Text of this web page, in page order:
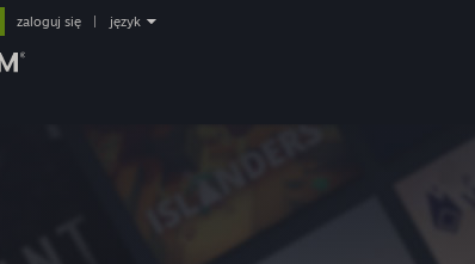
zaloguj się język